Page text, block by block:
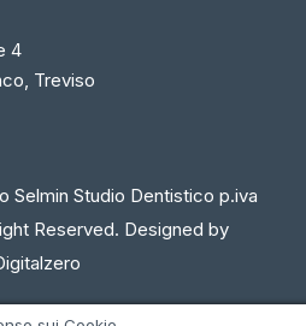
4
Treviso
Selmin Studio Dentistico p.iva
Reserved. Designed by